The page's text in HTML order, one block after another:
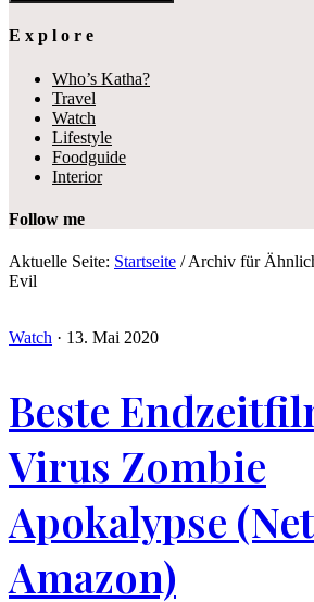
E x p l o r e
Who’s Katha?
Travel
Watch
Lifestyle
Foodguide
Interior
Follow me
Aktuelle Seite: Startseite /Archiv für
Evil
Watch · 13. Mai 2020
Beste
Virus Zombie
Apokalypse
Amazon)